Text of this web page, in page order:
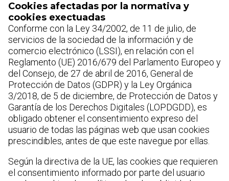
Cookies afectadas por la normativa y
cookies exectuadas
Conforme con la Ley 34/2002, de 11 de julio, de
servicios de la sociedad de la información y de
comercio electrónico (LSSI), en relación con el
Reglamento (UE) 2016/679 del Parlamento Europeo y
del Consejo, de 27 de abril de 2016, General de
Protección de Datos (GDPR) y la Ley Orgánica
3/2018, de 5 de diciembre, de Protección de Datos y
Garantía de los Derechos Digitales (LOPDGDD), es
obligado obtener el consentimiento expreso del
usuario de todas las páginas web que usan cookies
prescindibles, antes de que este navegue por ellas.
Según la directiva de la UE, las cookies que requieren
el consentimiento informado por parte del usuario